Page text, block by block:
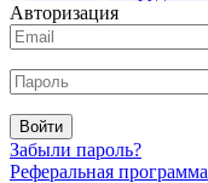
Авторизация
Войти
Забыли пароль?
Реферальная программа